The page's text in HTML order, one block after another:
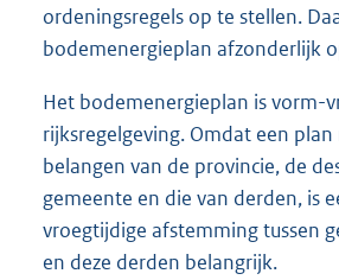
ordeningsregels op te stellen.
bodemenergieplan afzonderlijk
Het bodemenergieplan is vorm-
rijksregelgeving. Omdat een
belangen van de provincie, de
gemeente en die van derden, is
vroegtijdige afstemming tussen
en deze derden belangrijk.